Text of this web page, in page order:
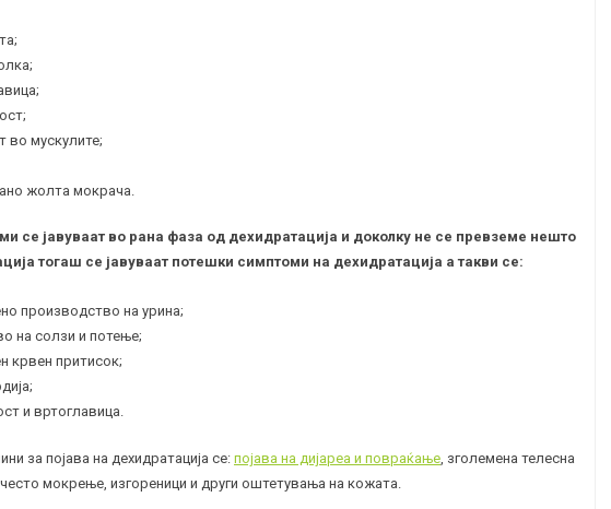
во мускулите;
жолта мокрача.
се јавуваат во рана фаза од дехидратација и доколку не се превземе нешто
тогаш се јавуваат потешки симптоми на дехидратација а такви се:
производство на урина;
на солзи и потење;
крвен притисок;
;
и вртоглавица.
за појава на дехидратација се: појава на дијареа и повраќање , зголемена телесна
мокрење, изгореници и други оштетувања на кожата.